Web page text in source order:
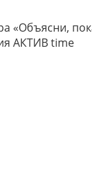
«Объясни,
АКТИВ time